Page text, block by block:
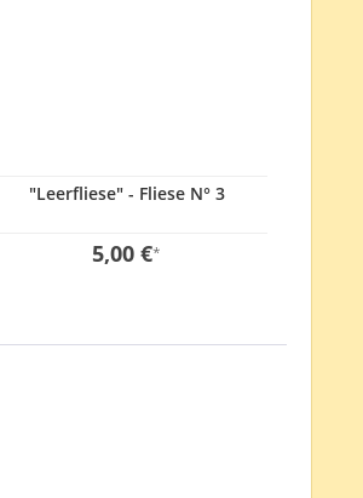
"Leerfliese" - Fliese N° 3
5,00 €*